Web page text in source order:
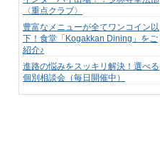
〈重点クラブ〉
豊富なメニューが全てワンコイン以
下！食堂「Kogakkan Dining」をご
紹介♪
進路の悩みをスッキリ解決！選べる
個別相談会（毎日開催中）